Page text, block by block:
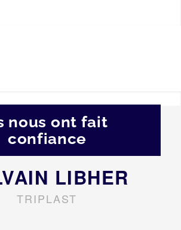
nous ont fait
confiance
LIBHER
TRIPLAST